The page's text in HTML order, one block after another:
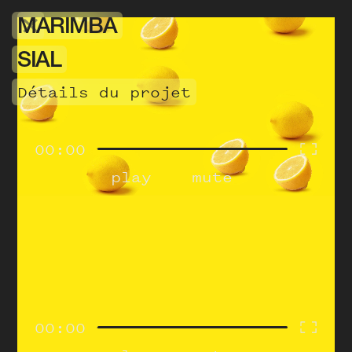
MARIMBA
SIAL
détails du projet
play mute
00:00
00:00